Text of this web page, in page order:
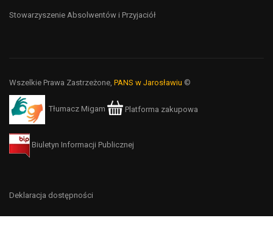
Stowarzyszenie Absolwentów i Przyjaciół
Wszelkie Prawa Zastrzeżone, PANS w Jarosławiu ©
Tłumacz Migam Platforma zakupowa
Biuletyn Informacji Publicznej
Deklaracja dostępności